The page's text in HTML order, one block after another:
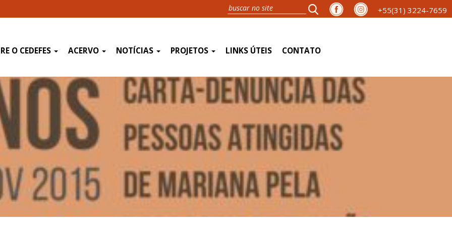
+55(31) 3224-7659
O CEDEFES ACERVO NOTÍCIAS PROJETOS LINKS ÚTEIS CONTATO